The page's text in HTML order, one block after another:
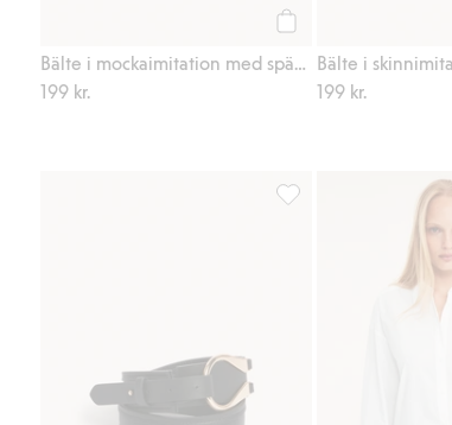
199 kr.
Bälte i
199 kr.
Bälte i